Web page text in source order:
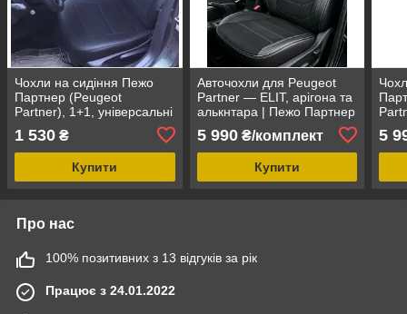
Чохли на сидіння Пежо
Партнер (Peugeot
Partner), 1+1, універсальні
Україні
1 530 ₴
Купити
Авточохли для Peugeot
Partner — ELIT, арігона та
алькнтара | Пежо Партнер
5 990₴/комплект
Купити
5
Про нас
100% позитивних з 13 відгуків за рік
Працює з 24.01.2022